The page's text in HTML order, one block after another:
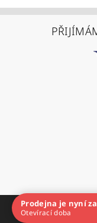
2026 ©
Prodejna je nyní
Otevírací doba
Navštivte